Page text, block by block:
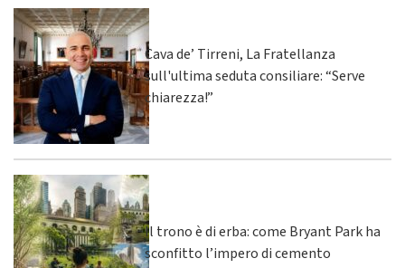
Cava de’ Tirreni, La Fratellanza
sull'ultima seduta consiliare: “Serve
chiarezza!”
Il trono è di erba: come Bryant Park ha
sconfitto l’impero di cemento